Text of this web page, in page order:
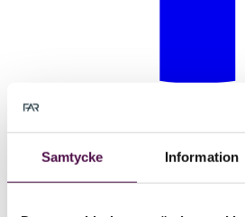
Samtycke Information